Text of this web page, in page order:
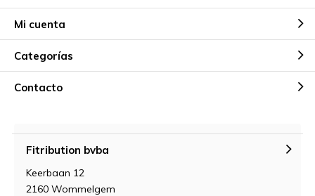
Mi cuenta
Categorías
Contacto
Fitribution bvba
Keerbaan 12
2160 Wommelgem